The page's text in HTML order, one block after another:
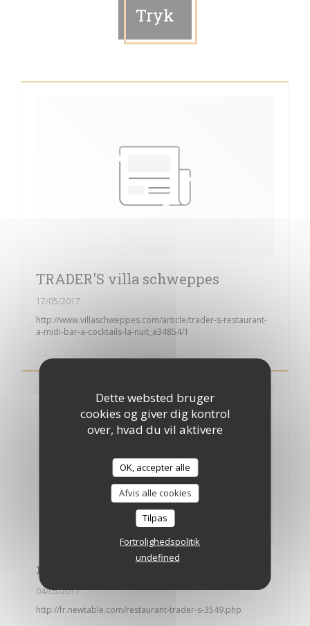
Dette websted bruger
cookies og giver dig kontrol
over, hvad du vil aktivere
OK, accepter alle
Afvis alle cookies
Tilpas
Fortrolighedspolitik
undefined
Tryk
TRADER'S villa schweppes
17/05/2017
http://www.villaschweppes.com/article/trader-s-restaurant-
a-midi-bar-a-cocktails-la-nuit_a34854/1
newtable review
04/05/2017
http://fr.newtable.com/restaurant-trader-s-3549.php